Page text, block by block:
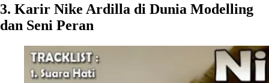
3. Karir Nike Ardilla di Dunia Modelling
dan Seni Peran